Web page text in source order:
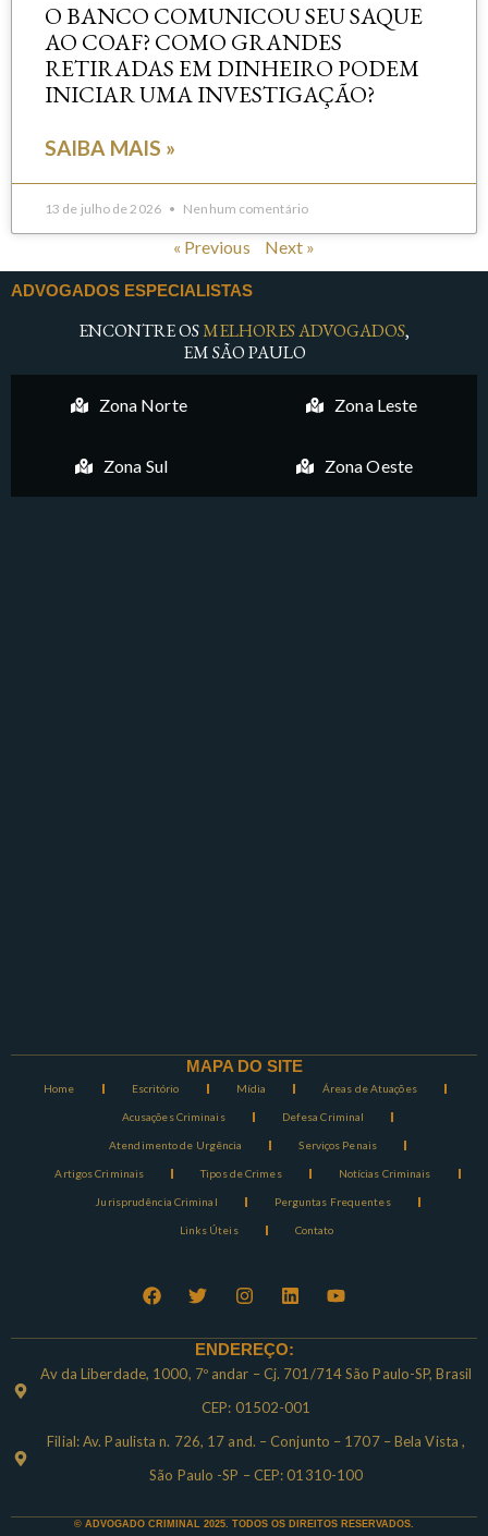
O BANCO COMUNICOU SEU SAQUE
AO COAF? COMO GRANDES
RETIRADAS EM DINHEIRO PODEM
INICIAR UMA INVESTIGAÇÃO?
SAIBA MAIS »
13 de julho de 2026 Nenhum comentário
« Previous Next »
ADVOGADOS ESPECIALISTAS
ENCONTRE OSMELHORES ADVOGADOS,
EM SÃO PAULO
Zona Norte Zona Leste
Zona Sul Zona Oeste
MAPA DO SITE
Home Escritório Mídia Áreas de Atuações
Acusações Criminais Defesa Criminal
Atendimento de Urgência Serviços Penais
Artigos Criminais Tipos de Crimes Notícias Criminais
Jurisprudência Criminal Perguntas Frequentes
Links Úteis Contato
ENDEREÇO:
Av da Liberdade, 1000, 7º andar – Cj. 701/714 São Paulo-SP, Brasil
CEP: 01502-001
Filial: Av. Paulista n. 726, 17 and. – Conjunto – 1707 – Bela Vista ,
São Paulo -SP – CEP: 01310-100
© ADVOGADO CRIMINAL 2025. TODOS OS DIREITOS RESERVADOS.